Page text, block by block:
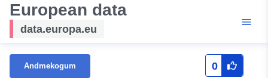
European data
data.europa.eu
Andmekogum 0